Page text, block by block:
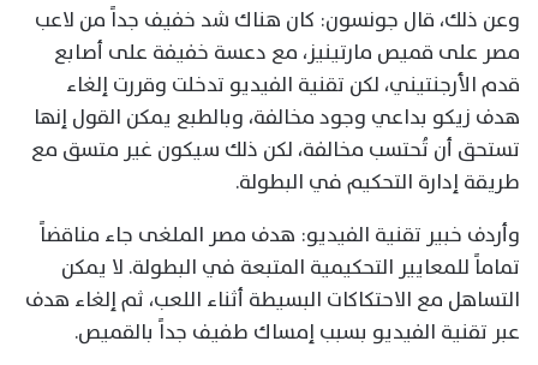
وعن ذلك، قال جونسون: كان هناك شد خفيف جداً من لاعب
مصر على قميص مارتينيز، مع دعسة خفيفة على أصابع
قدم الأرجنتيني، لكن تقنية الفيديو تدخلت وقررت إلغاء
هدف زيكو بداعي وجود مخالفة، وبالطبع يمكن القول إنها
تستحق أن تُحتسب مخالفة، لكن ذلك سيكون غير متسق مع
طريقة إدارة التحكيم في البطولة.
وأردف خبير تقنية الفيديو: هدف مصر الملغى جاء مناقضاً
تماماً للمعايير التحكيمية المتبعة في البطولة. لا يمكن
التساهل مع الاحتكاكات البسيطة أثناء اللعب، ثم إلغاء هدف
عبر تقنية الفيديو بسبب إمساك طفيف جداً بالقميص.